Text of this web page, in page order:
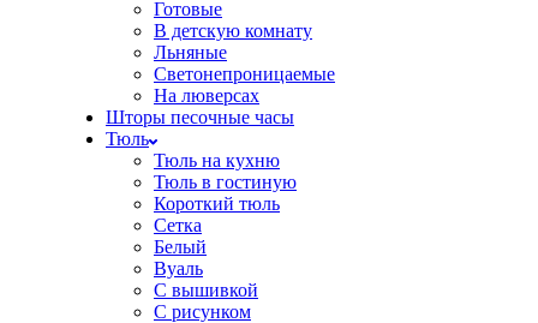
Готовые
В детскую комнату
Льняные
Светонепроницаемые
На люверсах
Шторы песочные часы
Тюль
Тюль на кухню
Тюль в гостиную
Короткий тюль
Сетка
Белый
Вуаль
С вышивкой
С рисунком